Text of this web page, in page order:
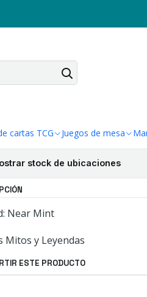
cartas TCG Juegos de mesa
-
Agregar a la lista de favoritos
stock de ubicaciones
Near Mint
Mitos y Leyendas
ESTE PRODUCTO